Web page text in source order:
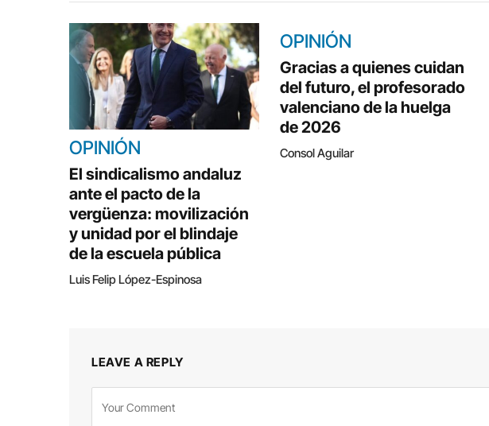
OPINIÓN
El sindicalismo andaluz
ante el pacto de la
vergüenza: movilización
y unidad por el blindaje
de la escuela pública
Luis Felip López-Espinosa
OPINIÓN
Gracias a quienes cuidan
del futuro, el profesorado
valenciano de la huelga
de 2026
Consol Aguilar
LEAVE A REPLY